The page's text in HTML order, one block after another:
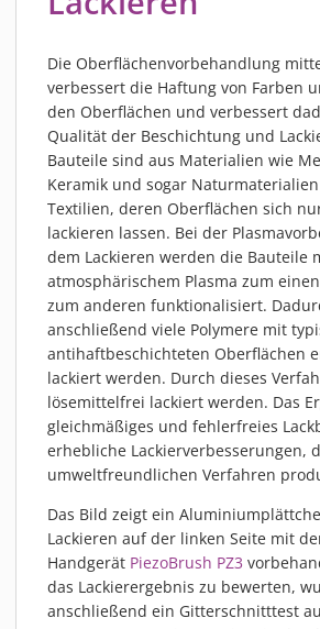
MEDIPLAS DRIVER
PIEZOBRUSH PZ3
PIEZOBRUSH PZ3-I
PIEZOBRUSH MODULE
PLASMABRUSH PB3
PLASMABRUSH PB3 INTEGRATION
PLASMATOOL
KONZEPTE
IMPLAPREP
DOWNLOADS
ANWENDUNGEN
DESINFEKTION
DRUCKVORBEHANDLUNG
FEINSTREINIGUNG
LACKIEREN
PLASMAAKTIVIERUNG
VERKLEBEN
MATERIALIEN
AKTUELLES
Die Oberflächenvorbehandlung
verbessert die Haftung von Farben
den Oberflächen und verbessert
Qualität der Beschichtung und
Bauteile sind aus Materialien wie
Keramik und sogar
Textilien, deren Oberflächen sich
lackieren lassen. Bei der
dem Lackieren werden die Bauteile
atmosphärischem Plasma zum
zum anderen funktionalisiert.
anschließend viele Polymere mit
antihaftbeschichteten Oberflächen
lackiert werden. Durch dieses
lösemittelfrei lackiert werden. Das
gleichmäßiges und fehlerfreies
erhebliche Lackierverbesserungen,
umweltfreundlichen Verfahren
Das Bild zeigt ein
Lackieren auf der linken Seite mit
Handgerät PiezoBrush PZ3
das Lackierergebnis zu bewerten,
anschließend ein Gitterschnitttest